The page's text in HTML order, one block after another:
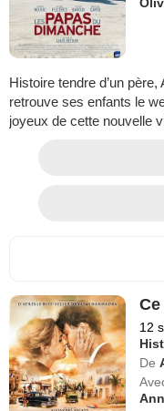
Histoire tendre d’un
retrouve ses enfants le
joyeux de cette nouvelle
12
De